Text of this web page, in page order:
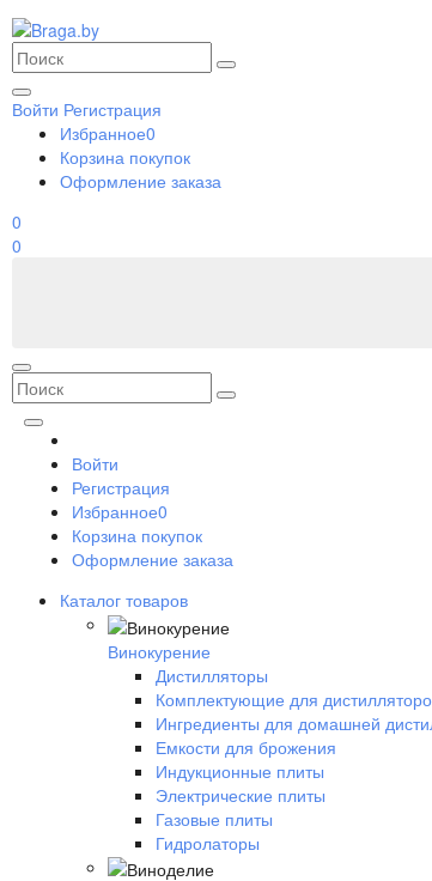
Войти Регистрация
Избранное0
Корзина покупок
Оформление заказа
0
0
Войти
Регистрация
Избранное0
Корзина покупок
Оформление заказа
Каталог товаров
Винокурение
Дистилляторы
Комплектующие для
Ингредиенты для домашней
Емкости для брожения
Индукционные плиты
Электрические плиты
Газовые плиты
Гидролаторы